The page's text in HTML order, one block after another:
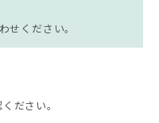
せください。
ださい。